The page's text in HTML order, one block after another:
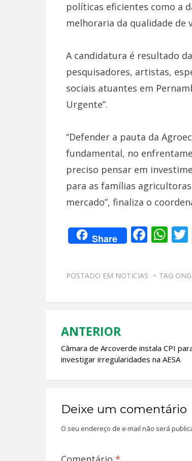
políticas eficientes como a
melhoraria da qualidade de
A candidatura é resultado
pesquisadores, artistas,
sociais atuantes em
Urgente”.
“Defender a pauta da
fundamental, no
preciso pensar em
para as famílias
mercado”, finaliza o
Share F
b
o
W
s
A
POSTADO EM NOTICIAS TAG
Navegação
de
ANTERIOR
Câmara de Arcoverde instala CPI
investigar irregularidades na AESA
Deixe um comentário
O seu endereço de e-mail não será